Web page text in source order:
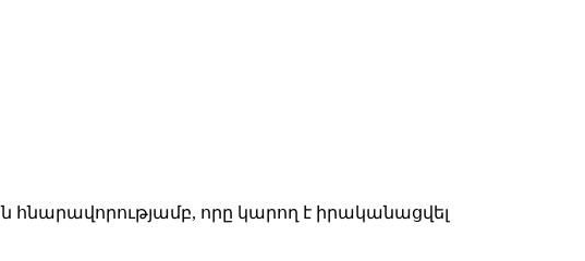
որը կարող է իրականացվել